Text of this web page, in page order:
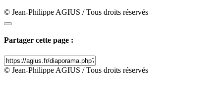
© Jean-Philippe AGIUS / Tous droits réservés
Partager cette page :
© Jean-Philippe AGIUS / Tous droits réservés